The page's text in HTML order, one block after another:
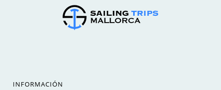
INFORMACIÓN